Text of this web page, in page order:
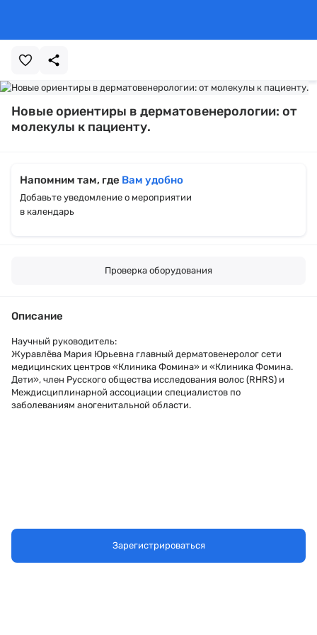
Новые ориентиры в дерматовенерологии: от
молекулы к пациенту.
Напомним там, где Вам удобно
Добавьте уведомление о мероприятии
в календарь
Проверка оборудования
Описание
Научный руководитель:
Журавлёва Мария Юрьевна главный дерматовенеролог сети
медицинских центров «Клиника Фомина» и «Клиника Фомина.
Дети», член Русского общества исследования волос (RHRS) и
Междисциплинарной ассоциации специалистов по
заболеваниям аногенитальной области.
Зарегистрироваться